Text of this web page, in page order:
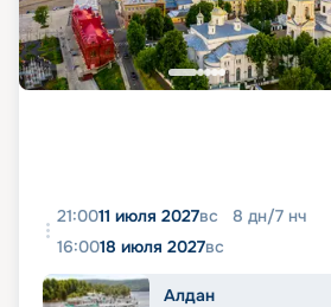
21:0011 июля 2027вс 8 дн/7 нч
16:0018 июля 2027вс
Алдан